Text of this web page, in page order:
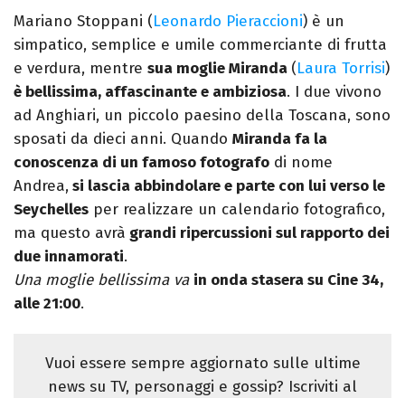
come Fashion Editor. Si specializza poi in
Comunicazione digitale, Giornalismo e
Nuovi media presso La Sapienza,
collaborando con alcune testate ed uffici
stampa.
Mariano Stoppani (Leonardo Pieraccioni) è un
simpatico, semplice e umile commerciante di frutta
e verdura, mentre sua moglie Miranda (Laura Torrisi)
è bellissima, affascinante e ambiziosa. I due vivono
ad Anghiari, un piccolo paesino della Toscana, sono
sposati da dieci anni. Quando Miranda fa la
conoscenza di un famoso fotografo di nome
Andrea, si lascia abbindolare e parte con lui verso le
Seychelles per realizzare un calendario fotografico,
ma questo avrà grandi ripercussioni sul rapporto dei
due innamorati.
Una moglie bellissima va in onda stasera su Cine 34,
alle 21:00.
Vuoi essere sempre aggiornato sulle ultime
news su TV, personaggi e gossip? Iscriviti al